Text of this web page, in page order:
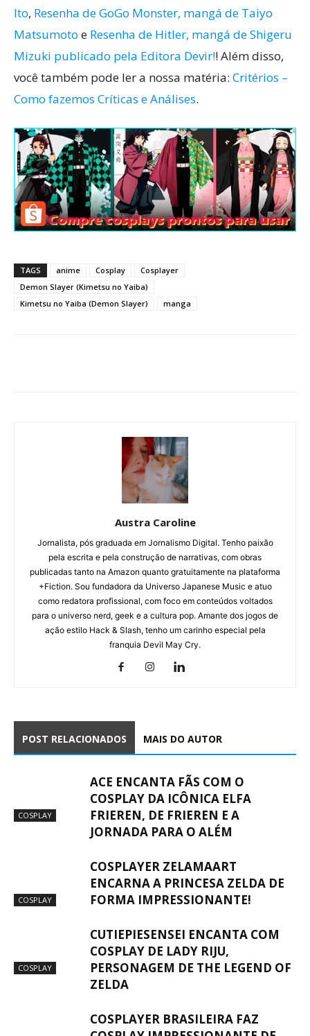
Ito, Resenha de GoGo Monster, mangá de Taiyo
Matsumoto e Resenha de Hitler, mangá de Shigeru
Mizuki publicado pela Editora Devir!! Além disso,
você também pode ler a nossa matéria: Critérios –
Como fazemos Críticas e Análises.
TAGS anime Cosplay
Cosplayer
Demon Slayer (Kimetsu no Yaiba)
Kimetsu no Yaiba (Demon Slayer)
manga
Austra Caroline
Jornalista, pós graduada em Jornalismo Digital. Tenho paixão
pela escrita e pela construção de narrativas, com obras
publicadas tanto na Amazon quanto gratuitamente na plataforma
+Fiction. Sou fundadora da Universo Japanese Music e atuo
como redatora profissional, com foco em conteúdos voltados
para o universo nerd, geek e a cultura pop. Amante dos jogos de
ação estilo Hack & Slash, tenho um carinho especial pela
franquia Devil May Cry.
POST RELACIONADOS MAIS DO AUTOR
COSPLAY
ACE ENCANTA FÃS COM O
COSPLAY DA ICÔNICA ELFA
FRIEREN, DE FRIEREN E A
JORNADA PARA O ALÉM
COSPLAY
COSPLAYER ZELAMAART
ENCARNA A PRINCESA ZELDA DE
FORMA IMPRESSIONANTE!
COSPLAY
CUTIEPIESENSEI ENCANTA COM
COSPLAY DE LADY RIJU,
PERSONAGEM DE THE LEGEND OF
ZELDA
COSPLAYER BRASILEIRA FAZ